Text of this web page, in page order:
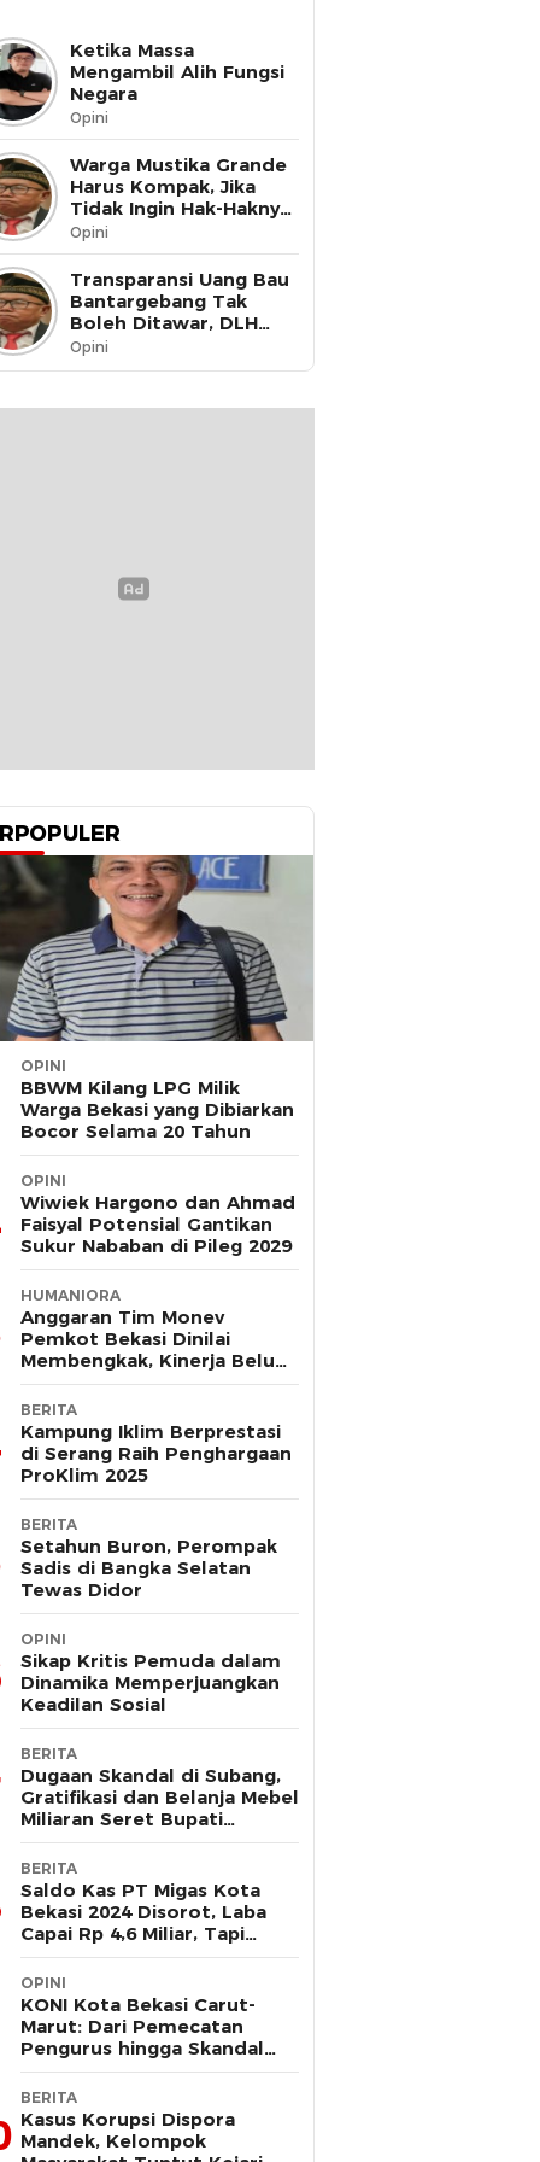
Ketika Massa
Mengambil Alih Fungsi
Negara
Opini
Warga Mustika Grande
Harus Kompak, Jika
Tidak Ingin Hak-Haknya
Dinikmati oleh Pihak
Lain
Opini
Transparansi Uang Bau
Bantargebang Tak
Boleh Ditawar, DLH
Kota Bekasi Harus Buka
Data ke Publik
Opini
OPINI
BBWM Kilang LPG Milik
Warga Bekasi yang Dibiarkan
Bocor Selama 20 Tahun
OPINI
Wiwiek Hargono dan Ahmad
Faisyal Potensial Gantikan
Sukur Nababan di Pileg 2029
HUMANIORA
Anggaran Tim Monev
Pemkot Bekasi Dinilai
Membengkak, Kinerja Belum
Terbukti Efektif
BERITA
Kampung Iklim Berprestasi
di Serang Raih Penghargaan
ProKlim 2025
BERITA
Setahun Buron, Perompak
Sadis di Bangka Selatan
Tewas Didor
OPINI
Sikap Kritis Pemuda dalam
Dinamika Memperjuangkan
Keadilan Sosial
BERITA
Dugaan Skandal di Subang,
Gratifikasi dan Belanja Mebel
Miliaran Seret Bupati
Reynaldi
BERITA
Saldo Kas PT Migas Kota
Bekasi 2024 Disorot, Laba
Capai Rp 4,6 Miliar, Tapi
Hanya Tersisa Rp 13 Juta
OPINI
KONI Kota Bekasi Carut-
Marut: Dari Pemecatan
Pengurus hingga Skandal
Dana Hibah
BERITA
Kasus Korupsi Dispora
Mandek, Kelompok